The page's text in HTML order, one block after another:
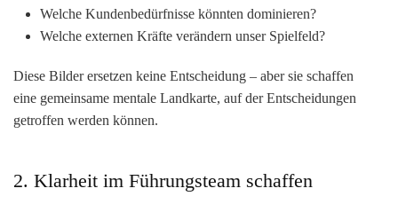
Welche Kundenbedürfnisse könnten dominieren?
Welche externen Kräfte verändern unser Spielfeld?
Diese Bilder ersetzen keine Entscheidung – aber sie schaffen
eine gemeinsame mentale Landkarte, auf der Entscheidungen
getroffen werden können.
2. Klarheit im Führungsteam schaffen